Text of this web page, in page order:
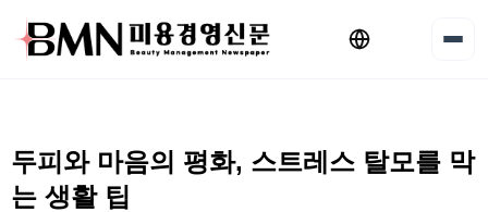
두피와 마음의 평화, 스트레스 탈모를 막
는 생활 팁